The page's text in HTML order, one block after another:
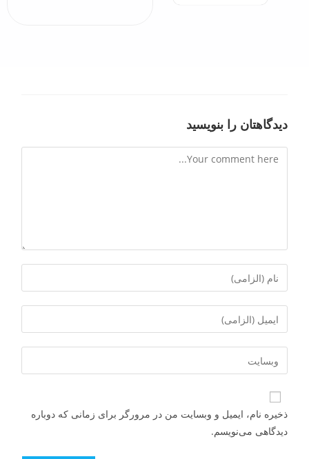
دیدگاهتان را بنویسید
ذخیره نام، ایمیل و وبسایت من در مرورگر برای زمانی که دوباره
دیدگاهی می‌نویسم.